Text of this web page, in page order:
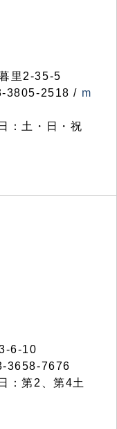
里2-35-5
3805-2518 / m
：土・日・祝
6-10
3658-7676
：第2、第4土